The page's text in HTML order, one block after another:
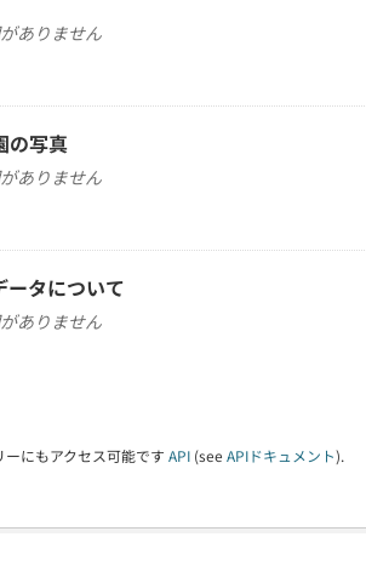
ありません
の写真
ありません
ータについて
ありません
にもアクセス可能です API (see APIドキュメント).